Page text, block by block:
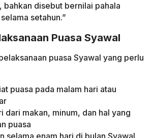
bahkan disebut bernilai pahala
setahun.”
Puasa Syawal
puasa Syawal yang perlu
puasa pada malam hari atau
dari makan, minum, dan hal yang
puasa
selama enam hari di bulan Syawal